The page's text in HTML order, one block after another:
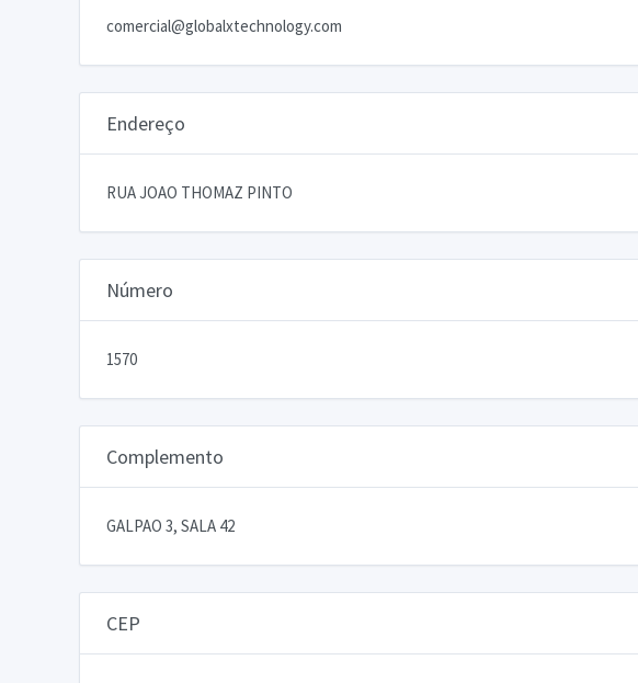
comercial@globalxtechnology.com
Endereço
RUA JOAO THOMAZ PINTO
Número
1570
Complemento
GALPAO 3, SALA 42
CEP